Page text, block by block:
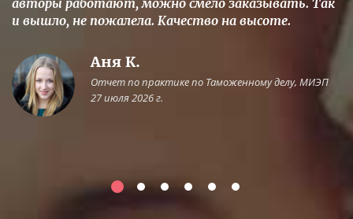
авторы работают, можно смело заказывать. Так
и вышло, не пожалела. Качество на высоте.
Аня К.
Отчет по практике по Таможенному делу, МИЭП
27 июля 2026 г.